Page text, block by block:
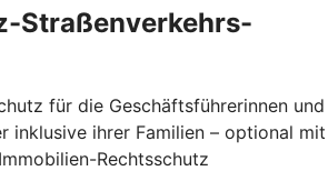
Straßenverkehrs-
für die Geschäftsführerinnen und
inklusive ihrer Familien – optional mit
Rechtsschutz